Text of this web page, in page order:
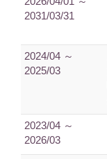
2031/03/31
2024/04 ～
2025/03
2023/04 ～
2026/03